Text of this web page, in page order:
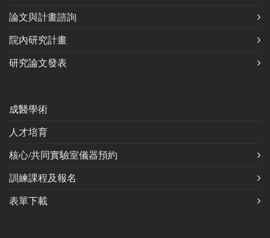
論文與計畫諮詢
院內研究計畫
研究論文發表
成醫學術
人才培育
核心/共同實驗室儀器預約
訓練課程及報名
表單下載